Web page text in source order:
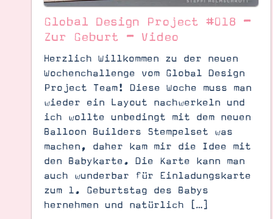
Global Design Project #018 –
Zur Geburt – Video
Herzlich Willkommen zu der neuen
Wochenchallenge vom Global Design
Project Team! Diese Woche muss man
wieder ein Layout nachwerkeln und
ich wollte unbedingt mit dem neuen
Balloon Builders Stempelset was
machen, daher kam mir die Idee mit
den Babykarte. Die Karte kann man
auch wunderbar für Einladungskarte
zum 1. Geburtstag des Babys
hernehmen und natürlich […]